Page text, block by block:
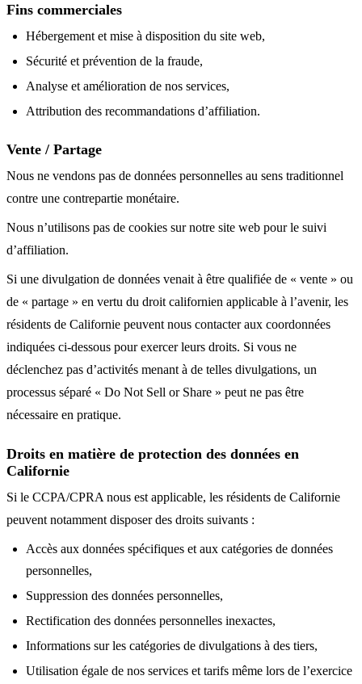
Fins commerciales
Hébergement et mise à disposition du site web,
Sécurité et prévention de la fraude,
Analyse et amélioration de nos services,
Attribution des recommandations d’affiliation.
Vente / Partage
Nous ne vendons pas de données personnelles au sens traditionnel
contre une contrepartie monétaire.
Nous n’utilisons pas de cookies sur notre site web pour le suivi
d’affiliation.
Si une divulgation de données venait à être qualifiée de « vente » ou
de « partage » en vertu du droit californien applicable à l’avenir, les
résidents de Californie peuvent nous contacter aux coordonnées
indiquées ci-dessous pour exercer leurs droits. Si vous ne
déclenchez pas d’activités menant à de telles divulgations, un
processus séparé « Do Not Sell or Share » peut ne pas être
nécessaire en pratique.
Droits en matière de protection des données en
Californie
Si le CCPA/CPRA nous est applicable, les résidents de Californie
peuvent notamment disposer des droits suivants :
Accès aux données spécifiques et aux catégories de données
personnelles,
Suppression des données personnelles,
Rectification des données personnelles inexactes,
Informations sur les catégories de divulgations à des tiers,
Utilisation égale de nos services et tarifs même lors de l’exercice